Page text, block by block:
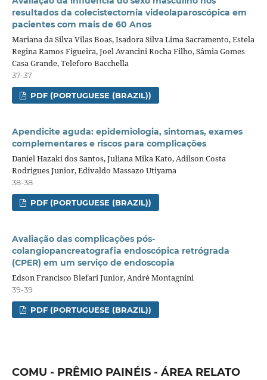
resultados da colecistectomia videolaparoscópica em
pacientes com mais de 60 Anos
Mariana da Silva Vilas Boas, Isadora Silva Lima Sacramento, Estela
Regina Ramos Figueira, Joel Avancini Rocha Filho, Sâmia Gomes
Casa Grande, Teleforo Bacchella
37-37
PDF (PORTUGUESE (BRAZIL))
Apendicite aguda: epidemiologia, sintomas, exames
complementares e riscos para complicações
Daniel Hazaki dos Santos, Juliana Mika Kato, Adilson Costa
Rodrigues Junior, Edivaldo Massazo Utiyama
38-38
PDF (PORTUGUESE (BRAZIL))
Avaliação das complicações pós-
colangiopancreatografia endoscópica retrógrada
(CPER) em um serviço de endoscopia
Edson Francisco Blefari Junior, André Montagnini
39-39
PDF (PORTUGUESE (BRAZIL))
COMU - PRÊMIO PAINÉIS - ÁREA RELATO